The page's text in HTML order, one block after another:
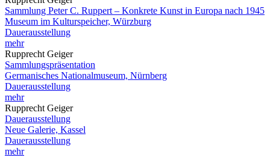
Sammlung Peter C. Ruppert – Konkrete Kunst in Europa nach 1945
Museum im Kulturspeicher, Würzburg
Dauerausstellung
mehr
Rupprecht Geiger
Sammlungspräsentation
Germanisches Nationalmuseum, Nürnberg
Dauerausstellung
mehr
Rupprecht Geiger
Dauerausstellung
Neue Galerie, Kassel
Dauerausstellung
mehr